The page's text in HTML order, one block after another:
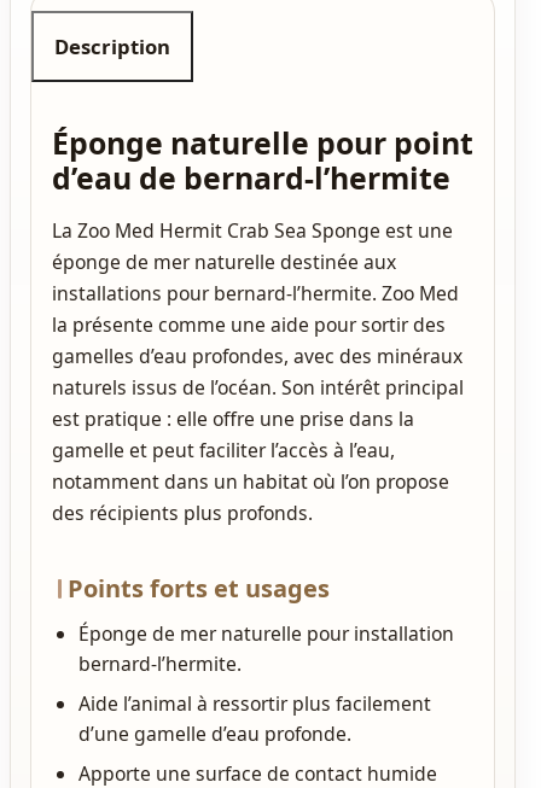
Description
Éponge naturelle pour point
d’eau de bernard-l’hermite
La Zoo Med Hermit Crab Sea Sponge est une
éponge de mer naturelle destinée aux
installations pour bernard-l’hermite. Zoo Med
la présente comme une aide pour sortir des
gamelles d’eau profondes, avec des minéraux
naturels issus de l’océan. Son intérêt principal
est pratique : elle offre une prise dans la
gamelle et peut faciliter l’accès à l’eau,
notamment dans un habitat où l’on propose
des récipients plus profonds.
Points forts et usages
Éponge de mer naturelle pour installation
bernard-l’hermite.
Aide l’animal à ressortir plus facilement
d’une gamelle d’eau profonde.
Apporte une surface de contact humide